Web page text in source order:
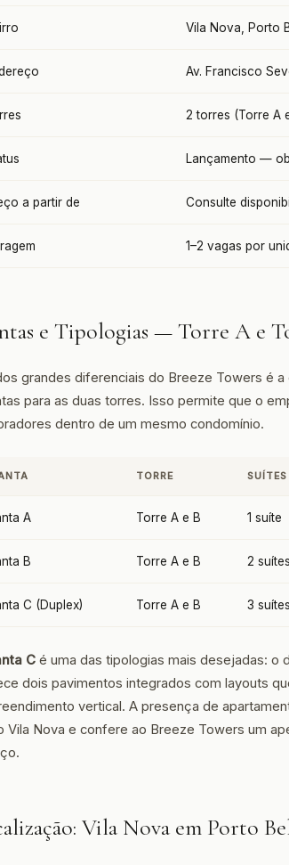
Vila Nova, Porto
Av. Francisco
2 torres (Torre A
Lançamento —
a partir de Consulte
1–2 vagas por
e Tipologias — Torre A e
grandes diferenciais do Breeze Towers é
para as duas torres. Isso permite que o
dentro de um mesmo condomínio.
TORRE SUÍTES
A Torre A e B 1 suíte
B Torre A e B 2 suítes
C (Duplex) Torre A e B 3 suítes
C é uma das tipologias mais desejadas: o
dois pavimentos integrados com layouts
vertical. A presença de
Vila Nova e confere ao Breeze Towers um
Vila Nova em Porto